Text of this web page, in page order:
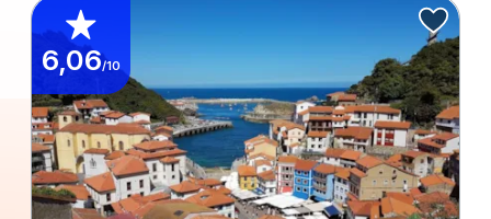
6,06/10